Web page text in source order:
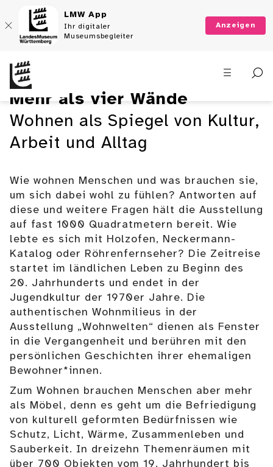
LMW App
Ihr digitaler
Museumsbegleiter
Anzeigen
Wohnwelten &
Wohnstudio
Eine Zeitreise durch die
Wohnwirklichkeiten
Tickets
Mehr als vier Wände
Wohnen als Spiegel von Kultur,
Arbeit und Alltag
Wie wohnen Menschen und was brauchen sie,
um sich dabei wohl zu fühlen? Antworten auf
diese und weitere Fragen hält die Ausstellung
auf fast 1000 Quadratmetern bereit. Wie
lebte es sich mit Holzofen, Neckermann-
Katalog oder Röhrenfernseher? Die Zeitreise
startet im ländlichen Leben zu Beginn des
20. Jahrhunderts und endet in der
Jugendkultur der 1970er Jahre. Die
authentischen Wohnmilieus in der
Ausstellung „Wohnwelten“ dienen als Fenster
in die Vergangenheit und berühren mit den
persönlichen Geschichten ihrer ehemaligen
Bewohner*innen.
Zum Wohnen brauchen Menschen aber mehr
als Möbel, denn es geht um die Befriedigung
von kulturell geformten Bedürfnissen wie
Schutz, Licht, Wärme, Zusammenleben und
Sauberkeit. In dreizehn Themenräumen mit
über 700 Objekten vom 19. Jahrhundert bis